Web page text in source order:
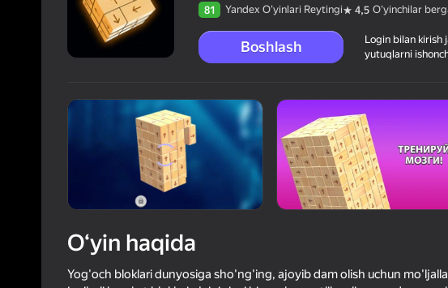
81 Yandex O'yinlari Reytingi
4,5 Oʻyinchilar bergan baho
81 Yandex O'yinlari Reytingi 4,5 Oʻyinchilar
Boshlash
Login bilan kirish
yutuqlarni
O‘yin haqida
Yog'och bloklari dunyosiga sho'ng'ing, ajoyib dam olish uchun